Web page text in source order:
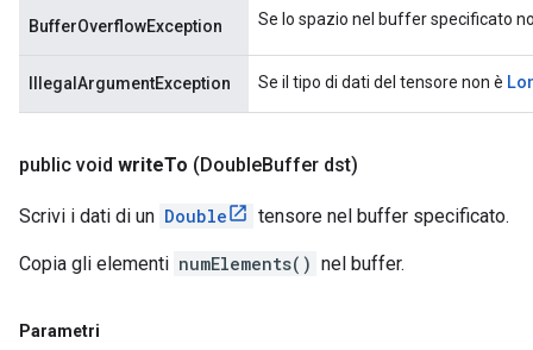
BufferOverflowException Se lo spazio nel buffer specificato
IllegalArgumentException Se il tipo di dati del tensore non è
public void writeTo (DoubleBuffer dst)
Scrivi i dati di un Double tensore nel buffer specificato.
Copia gli elementi numElements() nel buffer.
Parametri